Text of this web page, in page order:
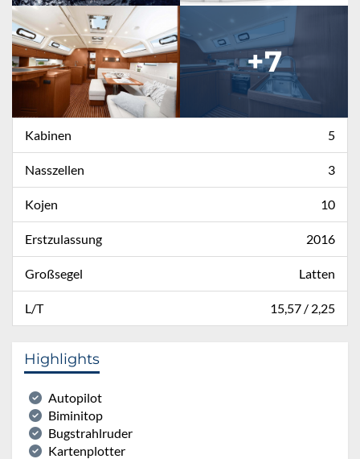
+7
Kabinen 5
Nasszellen 3
Kojen 10
Erstzulassung 2016
Großsegel Latten
L/T 15,57 / 2,25
Highlights
Autopilot
Biminitop
Bugstrahlruder
Kartenplotter